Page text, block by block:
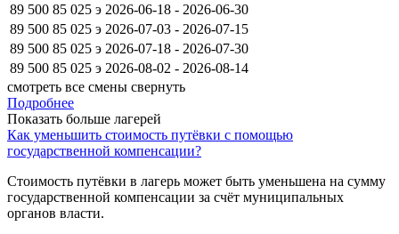
89 500 85 025 э 2026-06-18 - 2026-06-30
89 500 85 025 э 2026-07-03 - 2026-07-15
89 500 85 025 э 2026-07-18 - 2026-07-30
89 500 85 025 э 2026-08-02 - 2026-08-14
смотреть все смены свернуть
Подробнее
Показать больше лагерей
Как уменьшить стоимость путёвки с помощью
государственной компенсации?
Стоимость путёвки в лагерь может быть уменьшена на сумму
государственной компенсации за счёт муниципальных
органов власти.